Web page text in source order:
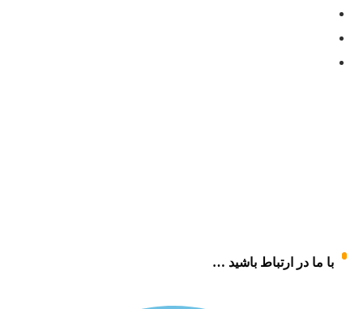
با ما در ارتباط باشید …